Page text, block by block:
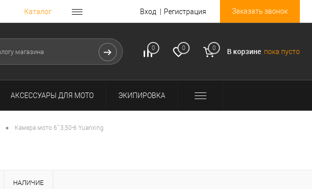
Каталог Вход Регистрация Заказать звонок
0 0 0 В корзине пока пусто
АКСЕССУАРЫ ДЛЯ МОТО ЭКИПИРОВКА
• Камера мото 6" 3,50-6 Yuanxing
НАЛИЧИЕ